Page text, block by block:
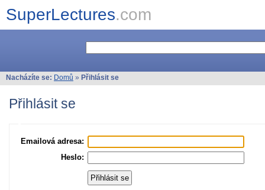
SuperLectures.com
Nacházíte se: Domů » Přihlásit se
Přihlásit se
Emailová adresa:
Heslo: